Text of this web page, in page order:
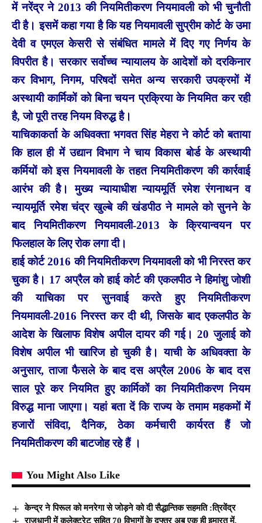
में नरेंद्र ने 2013 की नियमितीकरण नियमावली को भी चुनौती
दी है। इसमें कहा गया है कि यह नियमावली सुप्रीम कोर्ट के उमा
देवी व एमएल केसरी से संबंधित मामले में दिए गए निर्णय के
विपरीत है। सरकार सर्वोच्च न्यायालय के आदेशों को दरकिनार
कर विभाग, निगम, परिषदों समेत अन्य सरकारी उपक्रमों में
अस्थायी कार्मिकों को बिना चयन प्रक्रिया के नियमित कर रही
है, जो पूरी तरह नियम विरुद्ध है।
याचिकाकर्ता के अधिवक्ता भगवत सिंह मेहरा ने कोर्ट को बताया
कि हाल ही में उद्यान विभाग ने चाय विकास बोर्ड के अस्थायी
कर्मियों को इस नियमावली के तहत नियमितीकरण की कार्रवाई
आरंभ की है। मुख्य न्यायाधीश न्यायमूर्ति रमेश रंगनाथन व
न्यायमूर्ति रमेश चंद्र खुल्बे की खंडपीठ ने मामले को सुनने के
बाद नियमितीकरण नियमावली-2013 के क्रियान्वयन पर
फिलहाल के लिए रोक लगा दी।
हाई कोर्ट 2016 की नियमितीकरण नियमावली को भी निरस्त कर
चुका है। 17 अप्रैल को हाई कोर्ट की एकलपीठ ने हिमांशु जोशी
की याचिका पर सुनवाई करते हुए नियमितीकरण
नियमावली-2016 निरस्त कर दी थी, जिसके बाद एकलपीठ के
आदेश के खिलाफ विशेष अपील दायर की गई। 20 जुलाई को
विशेष अपील भी खारिज हो चुकी है। याची के अधिवक्ता के
अनुसार, ताजा फैसले के बाद दस अप्रैल 2006 के बाद दस
साल पूरे कर नियमित हुए कार्मिकों का नियमितीकरण नियम
विरुद्ध माना जाएगा। यहां बता दें कि राज्य के तमाम महकमों में
हजारों संविदा, दैनिक, ठेका कर्मचारी कार्यरत हैं जो
नियमितीकरण की बाटजोह रहे हैं ।
You Might Also Like
केन्द्र ने पिरूल को मनरेगा से जोड़ने को दी सैद्धान्तिक सहमति :त्रिवेंद्र
राजधानी में कलेक्ट्रेट सहित 70 विभागों के दफ्तर अब एक ही इमारत में,